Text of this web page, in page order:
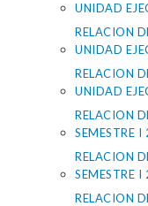
UNIDAD
RELACION
UNIDAD
RELACION
UNIDAD
RELACION
SEMESTRE I
RELACION
SEMESTRE I
RELACION